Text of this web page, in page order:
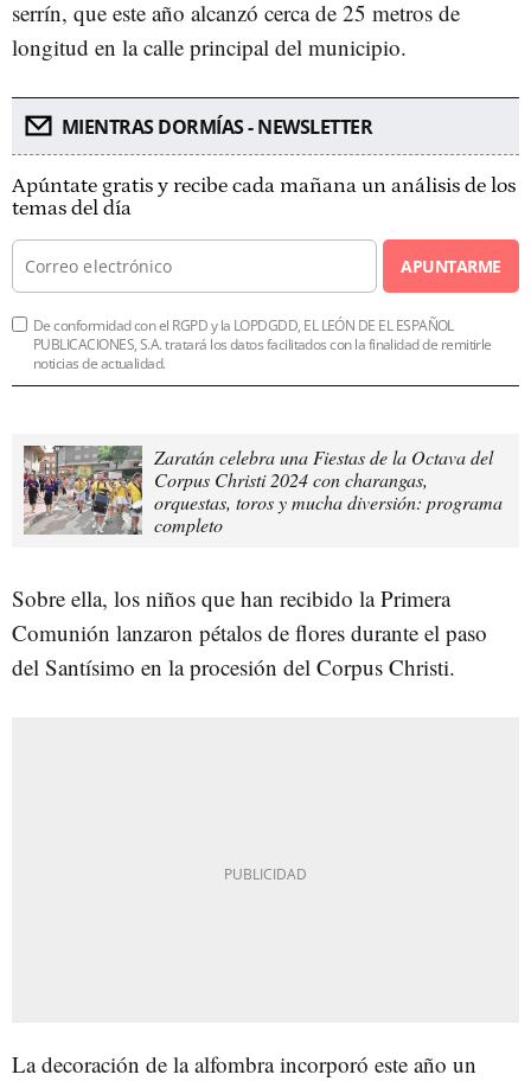
serrín, que este año alcanzó cerca de 25 metros de
longitud en la calle principal del municipio.
MIENTRAS DORMÍAS - NEWSLETTER
Apúntate gratis y recibe cada mañana un análisis de los
temas del día
APUNTARME
De conformidad con el RGPD y la LOPDGDD, EL LEÓN DE EL ESPAÑOL
PUBLICACIONES, S.A. tratará los datos facilitados con la finalidad de remitirle
noticias de actualidad.
Zaratán celebra una Fiestas de la Octava del
Corpus Christi 2024 con charangas,
orquestas, toros y mucha diversión: programa
completo
Sobre ella, los niños que han recibido la Primera
Comunión lanzaron pétalos de flores durante el paso
del Santísimo en la procesión del Corpus Christi.
La decoración de la alfombra incorporó este año un